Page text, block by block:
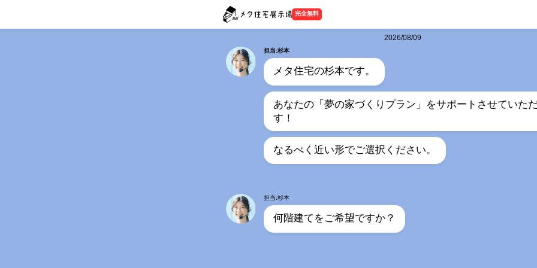
完全無料
2026/08/09
担当:杉本
メタ住宅の杉本です。
あなたの「夢の家づくりプラン」をサポートさせていた
す！
なるべく近い形でご選択ください。
担当:杉本
何階建てをご希望ですか？